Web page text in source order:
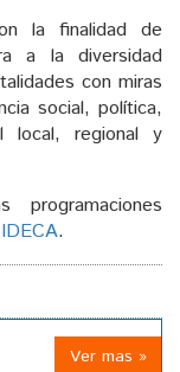
la finalidad de
a la diversidad
con miras
social, política,
local, regional y
.
Ver mas »